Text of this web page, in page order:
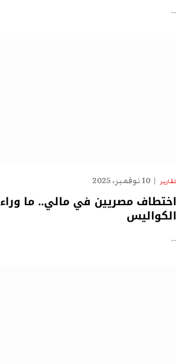
…
تقارير 10 نوفمبر، 2025
اختطاف مصريين في مالي.. ما وراء
الكواليس
…